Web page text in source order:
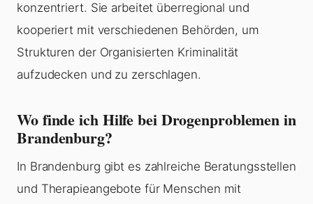
konzentriert. Sie arbeitet überregional und
kooperiert mit verschiedenen Behörden, um
Strukturen der Organisierten Kriminalität
aufzudecken und zu zerschlagen.
Wo finde ich Hilfe bei Drogenproblemen in
Brandenburg?
In Brandenburg gibt es zahlreiche Beratungsstellen
und Therapieangebote für Menschen mit